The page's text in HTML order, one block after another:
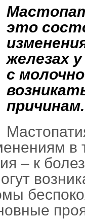
это
железах
с
причинам.
в
– к